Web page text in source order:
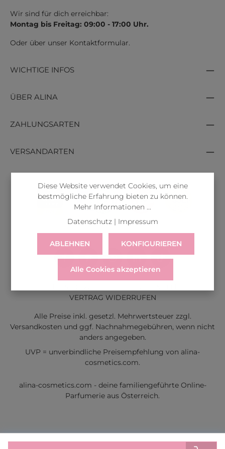
Wir sind für dich erreichbar:
Montag bis Freitag: 09:00 - 17:00 Uhr.
Oder über unser Kontaktformular.
WICHTIGE INFOS
ÜBER ALINA
ZAHLUNGSARTEN
VERSANDARTEN
VERTRAG WIDERRUFEN
Alle Preise inkl. gesetzl. Mehrwertsteuer zzgl.
Versandkosten und ggf. Nachnahmegebühren, wenn nicht
anders angegeben.
UVP = unverbindliche Preisempfehlung von alina-
cosmetics.com.
alina-cosmetics.com - deine familiengeführte Online-
Parfumerie aus Österreich.
Diese Website verwendet Cookies, um eine
bestmögliche Erfahrung bieten zu können.
Mehr Informationen ...
Datenschutz| Impressum
ABLEHNEN KONFIGURIEREN
Alle Cookies akzeptieren